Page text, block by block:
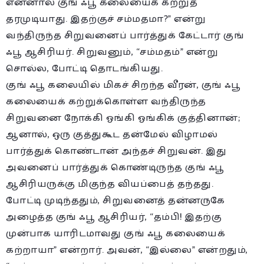
தரமுடியாது. இதற்குச் சம்மதமா?” என்று
வந்திருந்த சிறுவனைப் பார்த்துக் கேட்டார் குங்
ஃபூ ஆசிரியர். சிறுவனும், “சம்மதம்” என்று
சொல்ல, போட்டி தொடங்கியது.
குங் ஃபூ கலையில் மிகச் சிறந்த வீரன், குங் ஃபூ
கலையைக் கற்றுக்கொள்ள வந்திருந்த
சிறுவனை நோக்கி ஓங்கி ஓங்கிக் குத்தினான்;
ஆனால், ஒரு குத்துகூட தன்மேல் விழாமல்
பார்த்துக் கொண்டான் அந்தச் சிறுவன். இது
அவனைப் பார்த்துக் கொண்டிருந்த குங் ஃபூ
ஆசிரியருக்கு மிகுந்த வியப்பைத் தந்தது.
போட்டி முடிந்ததும், சிறுவனைத் தன்னருகே
அழைத்த குங் ஃபூ ஆசிரியர், “தம்பி! இதற்கு
முன்பாக யாரிடமாவது குங் ஃபூ கலையைக்
கற்றாயா” என்றார். அவன், “இல்லை” என்றதும்,